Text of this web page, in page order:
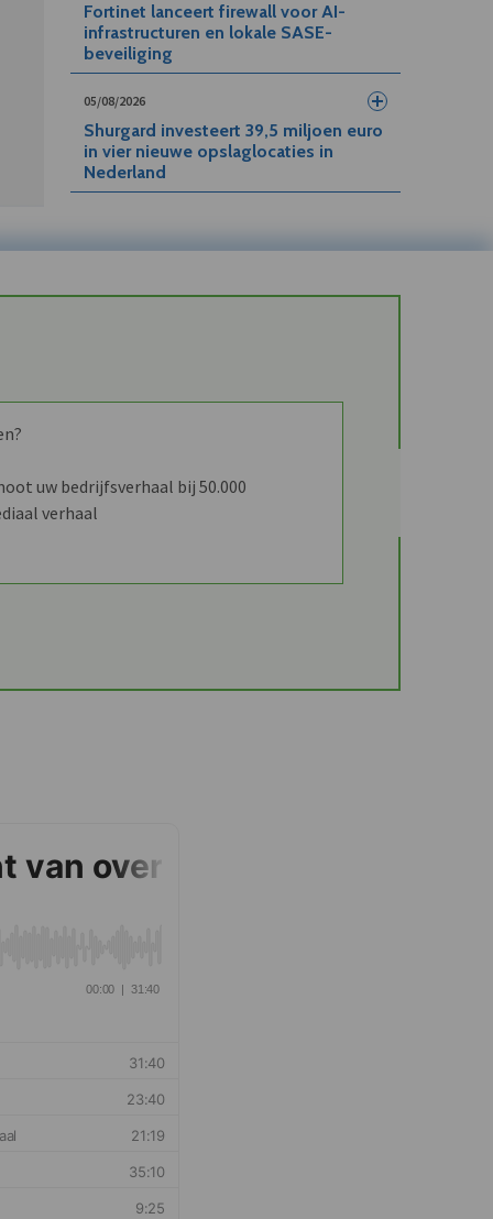
Fortinet lanceert firewall voor AI-
infrastructuren en lokale SASE-
beveiliging
05/08/2026
Shurgard investeert 39,5 miljoen euro
in vier nieuwe opslaglocaties in
Nederland
uw bedrijfsverhaal bij 50.000
verhaal